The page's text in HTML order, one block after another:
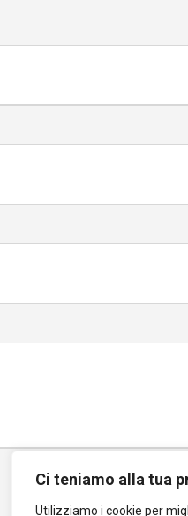
Ci teniamo alla tua
Utilizziamo i cookie per